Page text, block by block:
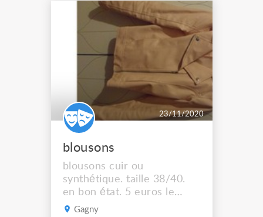
23/11/2020
blousons
blousons cuir ou
synthétique. taille 38/40.
en bon état. 5 euros le
blouson
Gagny